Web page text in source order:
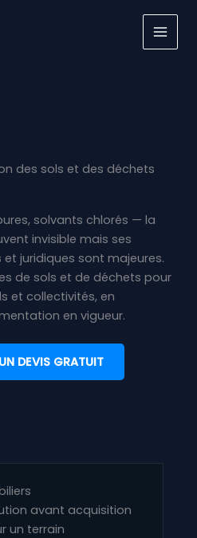
des sols et des déchets
solvants chlorés — la
invisible mais ses
juridiques sont majeures.
de sols et de déchets pour
et collectivités, en
en vigueur.
DEVIS GRATUIT
avant acquisition
un terrain